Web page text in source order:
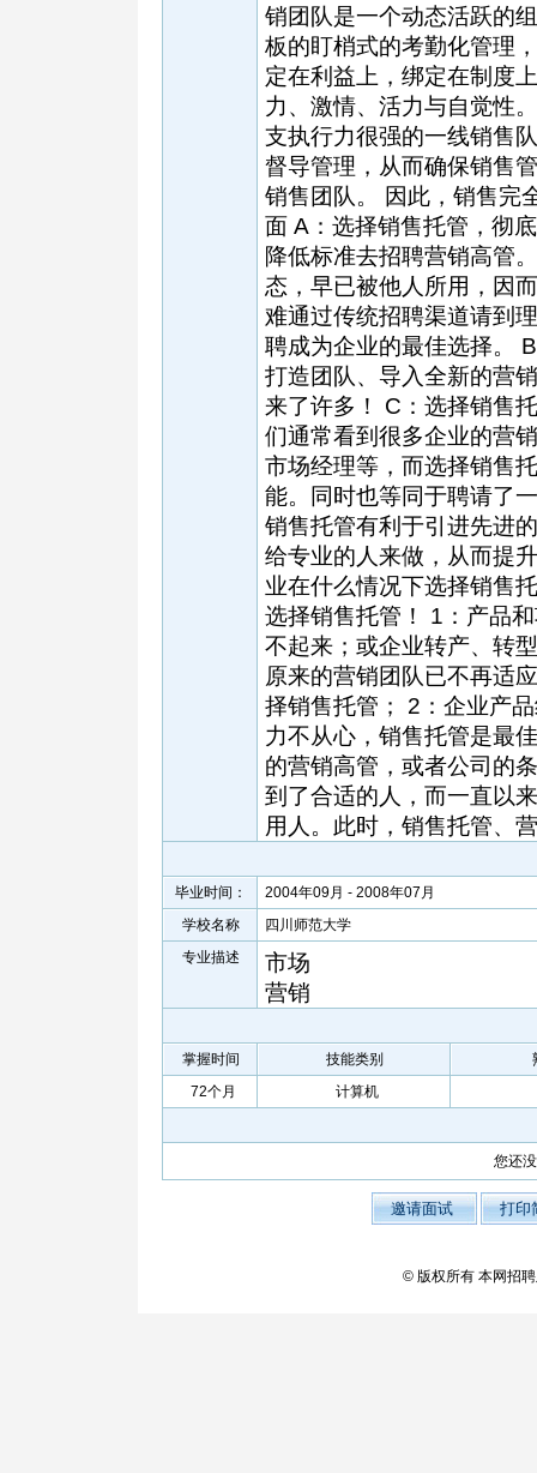
销团队是一个动态活跃的
板的盯梢式的考勤化管理
定在利益上，绑定在制度
力、激情、活力与自觉性
支执行力很强的一线销售
督导管理，从而确保销售
销售团队。 因此，销售完
面 A：选择销售托管，彻
降低标准去招聘营销高管
态，早已被他人所用，因
难通过传统招聘渠道请到
聘成为企业的最佳选择。
打造团队、导入全新的营
来了许多！ C：选择销售
们通常看到很多企业的营
市场经理等，而选择销售
能。同时也等同于聘请了
销售托管有利于引进先进
给专业的人来做，从而提
业在什么情况下选择销售
选择销售托管！ 1：产品
不起来；或企业转产、转
原来的营销团队已不再适
择销售托管； 2：企业产
力不从心，销售托管是最
的营销高管，或者公司的
到了合适的人，而一直以
用人。此时，销售托管、
毕业时间：
2004年09月 - 2008年07月
学校名称
四川师范大学
专业描述
市场
营销
掌握时间 技能类别
72个月
计算机
您还
© 版权所有 本网招